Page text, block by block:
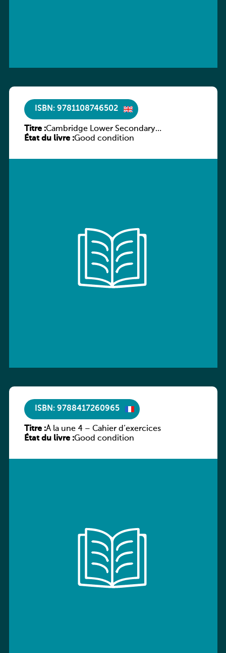
ISBN: 9781108746502
Titre :Cambridge Lower Secondary
Mathematics Workbook 9
État du livre :Good condition
ISBN: 9788417260965
Titre :À la une 4 – Cahier d’exercices
État du livre :Good condition